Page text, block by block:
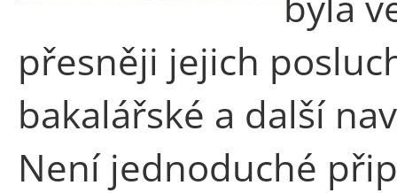
přesněji jejich
bakalářské a další
Není jednoduché